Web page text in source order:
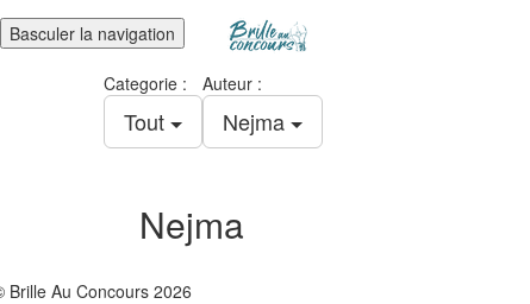
Basculer la navigation
Categorie :
Tout
Auteur :
Nejma
Nejma
Brille Au Concours 2026